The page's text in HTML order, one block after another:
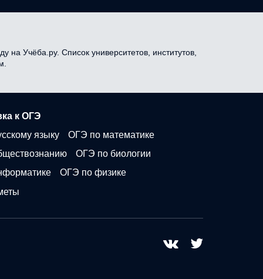
Учёба.ру. Список университетов, институтов,
к ОГЭ
языку
ОГЭ по математике
ОГЭ по биологии
ОГЭ по физике